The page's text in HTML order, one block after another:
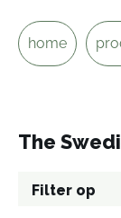
home
The
Filter op